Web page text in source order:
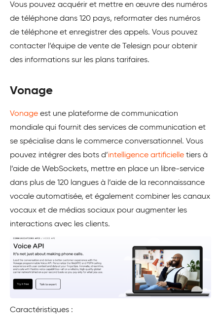
Vous pouvez acquérir et mettre en œuvre des numéros
de téléphone dans 120 pays, reformater des numéros
de téléphone et enregistrer des appels. Vous pouvez
contacter l’équipe de vente de Telesign pour obtenir
des informations sur les plans tarifaires.
Vonage
Vonage est une plateforme de communication
mondiale qui fournit des services de communication et
se spécialise dans le commerce conversationnel. Vous
pouvez intégrer des bots d’intelligence artificielle tiers à
l’aide de WebSockets, mettre en place un libre-service
dans plus de 120 langues à l’aide de la reconnaissance
vocale automatisée, et également combiner les canaux
vocaux et de médias sociaux pour augmenter les
interactions avec les clients.
Caractéristiques :